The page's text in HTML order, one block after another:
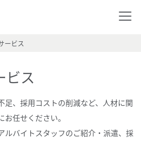
ービス
ビス
足、採用コストの削減など、人材に関
任せください。
ルバイトスタッフのご紹介・派遣、採